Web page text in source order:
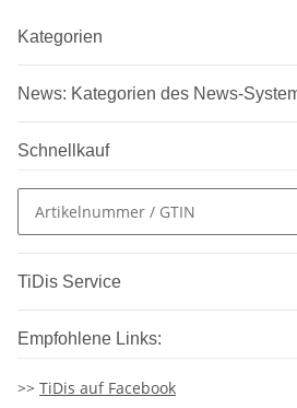
Kategorien
News: Kategorien des News-
Schnellkauf
TiDis Service
Empfohlene Links:
>> TiDis auf Facebook